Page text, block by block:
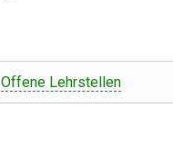
Offene Lehrstellen